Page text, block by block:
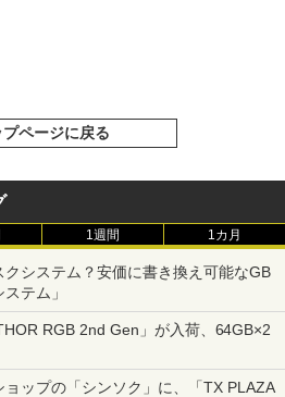
プページに戻る
1週間 1カ月
システム？安価に書き換え可能なGB
テム」
RGB 2nd Gen」が入荷、64GB×2
ップの「シンソク」に、「TX PLAZA